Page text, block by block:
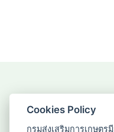
Cookies Policy
กรมส่งเสริมการเกษตร